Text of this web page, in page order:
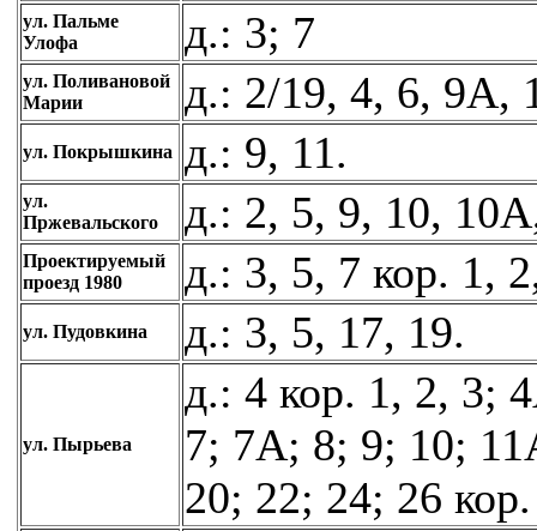
ул. Пальме
Улофа
д.: 3; 7
ул. Поливановой
Марии
д.: 2/19, 4, 6, 9А,
ул. Покрышкина д.: 9, 11.
ул.
Пржевальского
д.: 2, 5, 9, 10,
Проектируемый
проезд 1980
д.: 3, 5, 7 кор. 1,
ул. Пудовкина д.: 3, 5, 17, 19.
ул. Пырьева
д.: 4 кор. 1, 2, 3;
7; 7А; 8; 9; 10;
20; 22; 24; 26